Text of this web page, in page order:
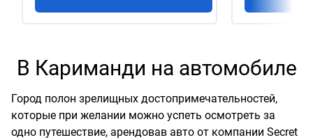
В Кариманди на автомобиле
Город полон зрелищных достопримечательностей,
которые при желании можно успеть осмотреть за
одно путешествие, арендовав авто от компании Secret